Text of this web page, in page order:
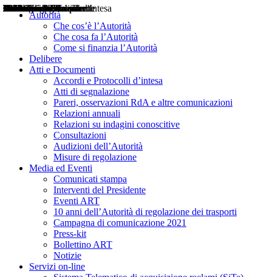
Autorità
Che cos’è l’Autorità
Che cosa fa l’Autorità
Come si finanzia l’Autorità
Delibere
Atti e Documenti
Accordi e Protocolli d’intesa
Atti di segnalazione
Pareri, osservazioni RdA e altre comunicazioni
Relazioni annuali
Relazioni su indagini conoscitive
Consultazioni
Audizioni dell’Autorità
Misure di regolazione
Media ed Eventi
Comunicati stampa
Interventi del Presidente
Eventi ART
10 anni dell’Autorità di regolazione dei trasporti
Campagna di comunicazione 2021
Press-kit
Bollettino ART
Notizie
Servizi on-line
Delibere
Pareri
Consultazioni
Audizioni
Atti di Segnalazione
Accordi e Protocolli d'Intesa
Relazioni annuali
Misure di regolazione
Notizie
Comunicati Stampa
Bollettini ART
Convegni ART
Interviste del Presidente
Articoli in primo piano
Interventi del Presidente
2004
2005
2010
2013
2014
2015
2016
2017
2018
2019
202
2020
2021
2022
2023
2024
2025
2026
Aereo
Marittimo
Terrestre